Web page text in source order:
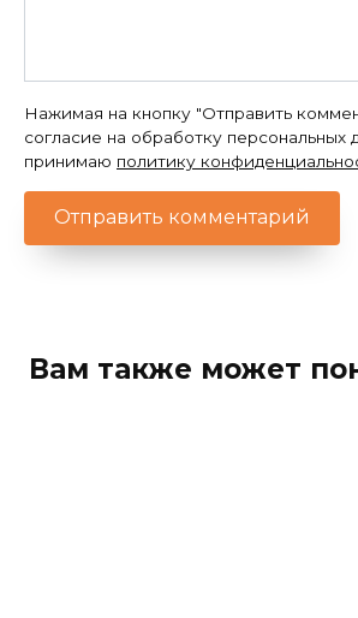
Нажимая на кнопку "Отправить
согласие на обработку персональных
принимаю политику
Вам также может